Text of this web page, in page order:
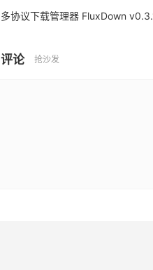
多协议下载管理器 FluxDown
评论 抢沙发